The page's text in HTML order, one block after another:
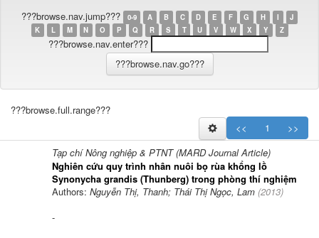
???browse.nav.jump??? 0-9 A B C D E F G H I
J
K
L M N O P Q R S T U V W X Y Z
???browse.nav.enter???
???browse.full.range???
<<
1
>>
Tạp chí Nông nghiệp & PTNT (MARD Journal Article)
Nghiên cứu quy trình nhân nuôi bọ rùa khổng lồ
Synonycha grandis (Thunberg) trong phòng thí nghiệm
Authors: Nguyễn Thị, Thanh; Thái Thị Ngọc, Lam (2013)
-